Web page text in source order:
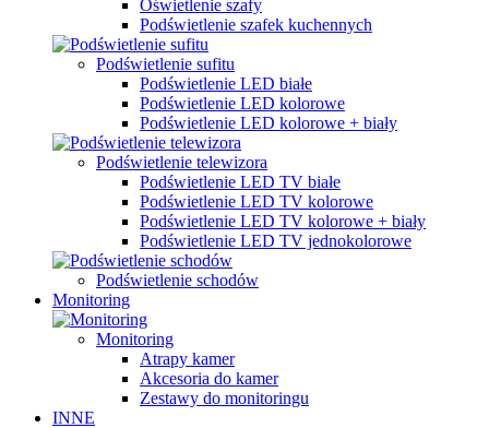
Oświetlenie szafy
Podświetlenie szafek kuchennych
Podświetlenie sufitu
Podświetlenie LED białe
Podświetlenie LED kolorowe
Podświetlenie LED kolorowe + biały
Podświetlenie telewizora
Podświetlenie LED TV białe
Podświetlenie LED TV kolorowe
Podświetlenie LED TV kolorowe + biały
Podświetlenie LED TV jednokolorowe
Podświetlenie schodów
Monitoring
Monitoring
Atrapy kamer
Akcesoria do kamer
Zestawy do monitoringu
INNE